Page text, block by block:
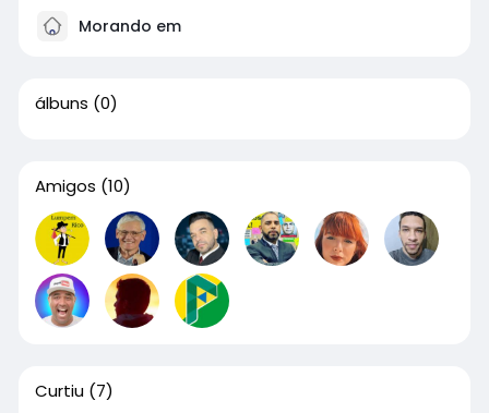
Morando em
álbuns (0)
Amigos (10)
Curtiu (7)